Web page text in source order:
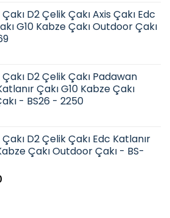
D2 Çelik Çakı Axis Çakı Edc
G10 Kabze Çakı Outdoor Çakı
D2 Çelik Çakı Padawan
Çakı G10 Kabze Çakı
- BS26 - 2250
D2 Çelik Çakı Edc Katlanır
Çakı Outdoor Çakı - BS-